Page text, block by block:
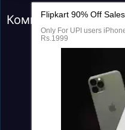
Я выбираю - жить в кайф!
Комментарии (0)